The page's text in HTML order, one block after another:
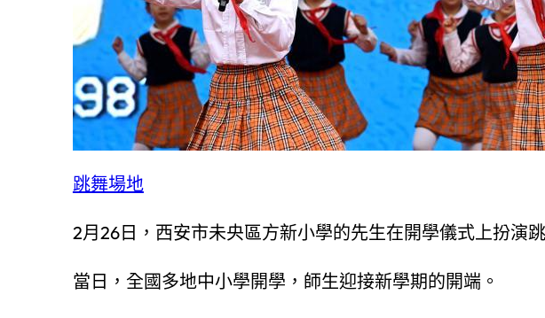
跳舞場地
2月26日，西安市未央區方新小學的先生在開學儀式上扮演跳
當日，全國多地中小學開學，師生迎接新學期的開端。